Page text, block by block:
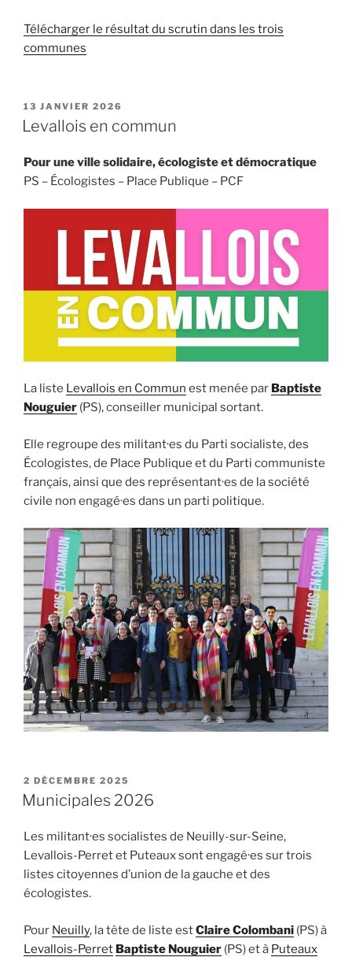
Télécharger le résultat du scrutin dans les trois
communes
PUBLIÉ
LE
13 JANVIER 2026
Levallois en commun
Pour une ville solidaire, écologiste et démocratique
PS – Écologistes – Place Publique – PCF
La liste Levallois en Commun est menée par Baptiste
Nouguier (PS), conseiller municipal sortant.
Elle regroupe des militant·es du Parti socialiste, des
Écologistes, de Place Publique et du Parti communiste
français, ainsi que des représentant·es de la société
civile non engagé·es dans un parti politique.
PUBLIÉ
LE
2 DÉCEMBRE 2025
Municipales 2026
Les militant·es socialistes de Neuilly-sur-Seine,
Levallois-Perret et Puteaux sont engagé·es sur trois
listes citoyennes d’union de la gauche et des
écologistes.
Pour Neuilly, la tête de liste estClaire Colombani (PS) à
Levallois-Perret Baptiste Nouguier (PS) et à Puteaux